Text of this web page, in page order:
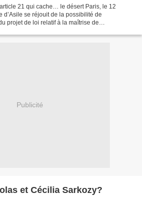
21 qui cache… le désert Paris, le 12
d’Asile se réjouit de la possibilité de
projet de loi relatif à la maîtrise de
Publicité
et Cécilia Sarkozy?